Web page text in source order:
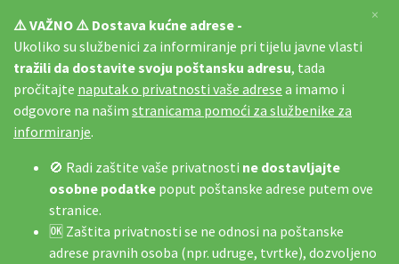
⚠️ VAŽNO ⚠️ Dostava kućne adrese -
Ukoliko su službenici za informiranje pri tijelu javne vlasti
tražili da dostavite svoju poštansku adresu, tada
pročitajte naputak o privatnosti vaše adrese a imamo i
odgovore na našim stranicama pomoći za službenike za
informiranje.
🚫 Radi zaštite vaše privatnosti ne dostavljajte
osobne podatke poput poštanske adrese putem ove
stranice.
🆗 Zaštita privatnosti se ne odnosi na poštanske
adrese pravnih osoba (npr. udruge, tvrtke), dozvoljeno
×